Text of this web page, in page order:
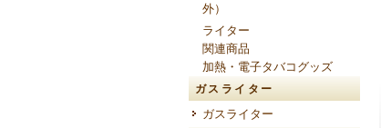
外）
ライター
関連商品
加熱・電子タバコグッズ
ガスライター
ガスライター